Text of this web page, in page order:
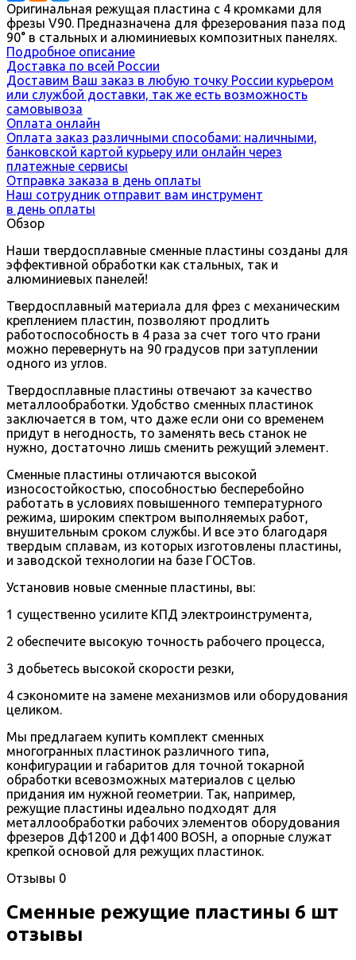
Оригинальная режущая пластина с 4 кромками для
фрезы V90. Предназначена для фрезерования паза под
90° в стальных и алюминиевых композитных панелях.
Подробное описание
Доставка по всей России
Доставим Ваш заказ в любую точку России курьером
или службой доставки, так же есть возможность
самовывоза
Оплата онлайн
Оплата заказ различными способами: наличными,
банковской картой курьеру или онлайн через
платежные сервисы
Отправка заказа в день оплаты
Наш сотрудник отправит вам инструмент
в день оплаты
Обзор
Наши твердосплавные сменные пластины созданы для
эффективной обработки как стальных, так и
алюминиевых панелей!
Твердосплавный материала для фрез с механическим
креплением пластин, позволяют продлить
работоспособность в 4 раза за счет того что грани
можно перевернуть на 90 градусов при затуплении
одного из углов.
Твердосплавные пластины отвечают за качество
металлообработки. Удобство сменных пластинок
заключается в том, что даже если они со временем
придут в негодность, то заменять весь станок не
нужно, достаточно лишь сменить режущий элемент.
Сменные пластины отличаются высокой
износостойкостью, способностью бесперебойно
работать в условиях повышенного температурного
режима, широким спектром выполняемых работ,
внушительным сроком службы. И все это благодаря
твердым сплавам, из которых изготовлены пластины,
и заводской технологии на базе ГОСТов.
Установив новые сменные пластины, вы:
1 существенно усилите КПД электроинструмента,
2 обеспечите высокую точность рабочего процесса,
3 добьетесь высокой скорости резки,
4 сэкономите на замене механизмов или оборудования
целиком.
Мы предлагаем купить комплект сменных
многогранных пластинок различного типа,
конфигурации и габаритов для точной токарной
обработки всевозможных материалов с целью
придания им нужной геометрии. Так, например,
режущие пластины идеально подходят для
металлообработки рабочих элементов оборудования
фрезеров Дф1200 и Дф1400 BOSH, а опорные служат
крепкой основой для режущих пластинок.
Отзывы 0
Сменные режущие пластины 6 шт
отзывы